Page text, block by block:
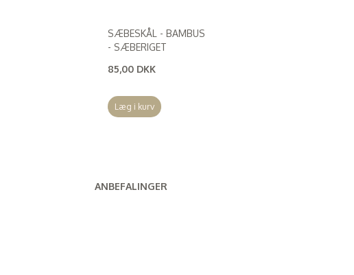
SÆBESKÅL - BAMBUS
- SÆBERIGET
85,00 DKK
Læg i kurv
ANBEFALINGER